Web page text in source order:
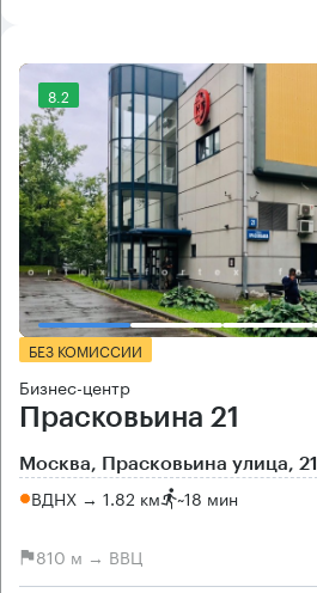
8.2
БЕЗ КОМИССИИ
Бизнес-центр
Прасковьина 21
Москва, Прасковьина улица, 21
ВДНХ → 1.82 км ~18 мин
810 м → ВВЦ